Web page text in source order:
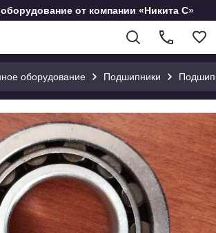
от компании «Никита С»
оборудование Подшипники